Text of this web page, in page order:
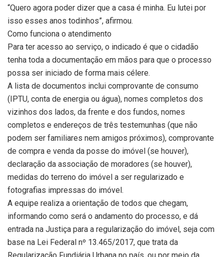
“Quero agora poder dizer que a casa é minha. Eu lutei por
isso esses anos todinhos”, afirmou.
Como funciona o atendimento
Para ter acesso ao serviço, o indicado é que o cidadão
tenha toda a documentação em mãos para que o processo
possa ser iniciado de forma mais célere.
A lista de documentos inclui comprovante de consumo
(IPTU, conta de energia ou água), nomes completos dos
vizinhos dos lados, da frente e dos fundos, nomes
completos e endereços de três testemunhas (que não
podem ser familiares nem amigos próximos), comprovante
de compra e venda da posse do imóvel (se houver),
declaração da associação de moradores (se houver),
medidas do terreno do imóvel a ser regularizado e
fotografias impressas do imóvel.
A equipe realiza a orientação de todos que chegam,
informando como será o andamento do processo, e dá
entrada na Justiça para a regularização do imóvel, seja com
base na Lei Federal nº 13.465/2017, que trata da